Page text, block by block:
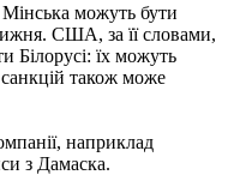
можуть бути
США, за її словами,
Білорусі: їх можуть
також може
наприклад
з Дамаска.